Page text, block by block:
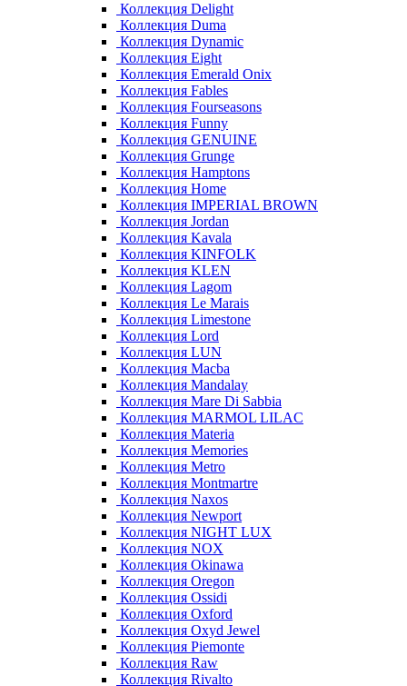
Коллекция Delight
Коллекция Duma
Коллекция Dynamic
Коллекция Eight
Коллекция Emerald Onix
Коллекция Fables
Коллекция Fourseasons
Коллекция Funny
Коллекция GENUINE
Коллекция Grunge
Коллекция Hamptons
Коллекция Home
Коллекция IMPERIAL BROWN
Коллекция Jordan
Коллекция Kavala
Коллекция KINFOLK
Коллекция KLEN
Коллекция Lagom
Коллекция Le Marais
Коллекция Limestone
Коллекция Lord
Коллекция LUN
Коллекция Macba
Коллекция Mandalay
Коллекция Mare Di Sabbia
Коллекция MARMOL LILAC
Коллекция Materia
Коллекция Memories
Коллекция Metro
Коллекция Montmartre
Коллекция Naxos
Коллекция Newport
Коллекция NIGHT LUX
Коллекция NOX
Коллекция Okinawa
Коллекция Oregon
Коллекция Ossidi
Коллекция Oxford
Коллекция Oxyd Jewel
Коллекция Piemonte
Коллекция Raw
Коллекция Rivalto